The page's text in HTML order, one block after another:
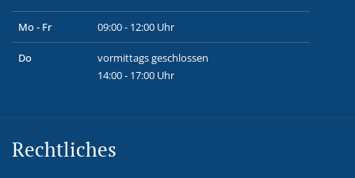
Mo - Fr 09:00 - 12:00 Uhr
Do
vormittags geschlossen
14:00 - 17:00 Uhr
Rechtliches